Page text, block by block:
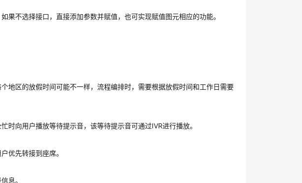
果不选择接口，直接添加参数并赋值，也可实现赋值图元相应的功能。
地区的放假时间可能不一样，流程编排时，需要根据放假时间和工作日需要
时向用户播放等待提示音，该等待提示音可通过IVR进行播放。
优先转接到座席。
息。